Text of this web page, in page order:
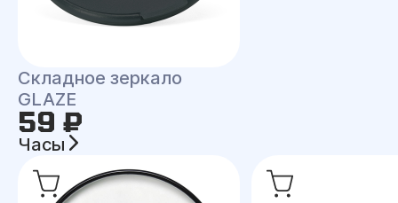
Складное зеркало
GLAZE
59 ₽
Часы